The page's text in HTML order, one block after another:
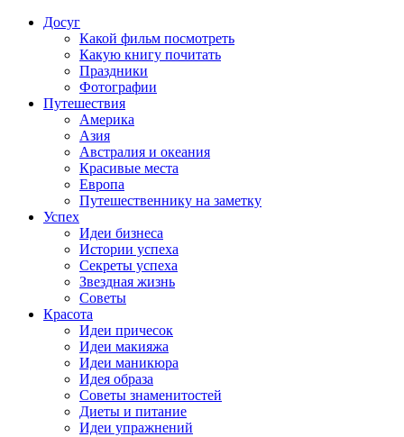
Досуг
Какой фильм посмотреть
Какую книгу почитать
Праздники
Фотографии
Путешествия
Америка
Азия
Австралия и океания
Красивые места
Европа
Путешественнику на заметку
Успех
Идеи бизнеса
Истории успеха
Секреты успеха
Звездная жизнь
Советы
Красота
Идеи причесок
Идеи макияжа
Идеи маникюра
Идея образа
Советы знаменитостей
Диеты и питание
Идеи упражнений